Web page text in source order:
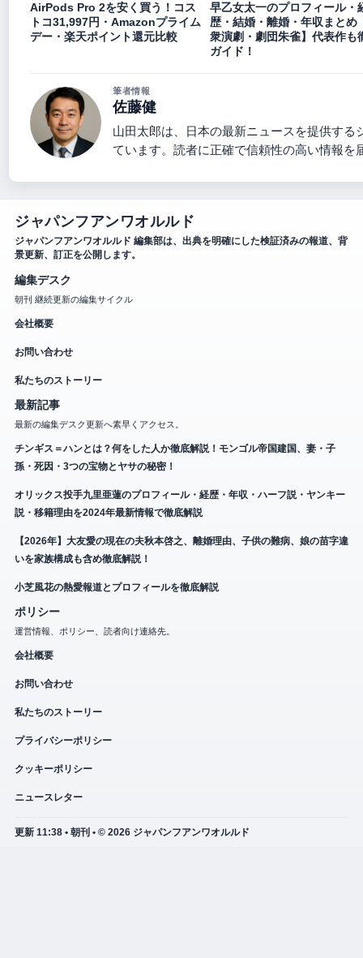
AirPods Pro 2を安く買う！コス
トコ31,997円・Amazonプライム
デー・楽天ポイント還元比較
早乙女太一のプロフィール・
歴・結婚・離婚・年収まとめ
衆演劇・劇団朱雀】代表作も
ガイド！
筆者情報
佐藤健
山田太郎は、日本の最新ニュースを提供す
ています。読者に正確で信頼性の高い情報を
ジャパンフアンワオルルド
ジャパンフアンワオルルド 編集部は、出典を明確にした検証済みの報道、背
景更新、訂正を公開します。
編集デスク
朝刊 継続更新の編集サイクル
会社概要
お問い合わせ
私たちのストーリー
最新記事
最新の編集デスク更新へ素早くアクセス。
チンギス＝ハンとは？何をした人か徹底解説！モンゴル帝国建国、妻・子
孫・死因・3つの宝物とヤサの秘密！
オリックス投手九里亜蓮のプロフィール・経歴・年収・ハーフ説・ヤンキー
説・移籍理由を2024年最新情報で徹底解説
【2026年】大友愛の現在の夫秋本啓之、離婚理由、子供の難病、娘の苗字違
いを家族構成も含め徹底解説！
小芝風花の熱愛報道とプロフィールを徹底解説
ポリシー
運営情報、ポリシー、読者向け連絡先。
会社概要
お問い合わせ
私たちのストーリー
プライバシーポリシー
クッキーポリシー
ニュースレター
更新 11:38 • 朝刊 • © 2026 ジャパンフアンワオルルド